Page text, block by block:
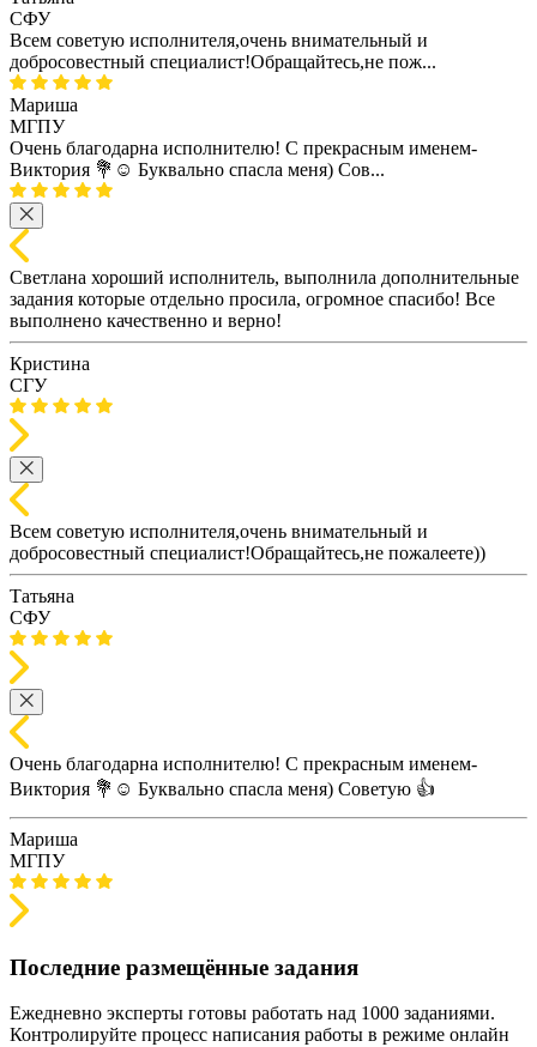
СФУ
Всем советую исполнителя,очень внимательный и
добросовестный специалист!Обращайтесь,не пож...
Мариша
МГПУ
Очень благодарна исполнителю! С прекрасным именем-
Виктория 💐☺️ Буквально спасла меня) Сов...
Светлана хороший исполнитель, выполнила дополнительные
задания которые отдельно просила, огромное спасибо! Все
выполнено качественно и верно!
Кристина
СГУ
Всем советую исполнителя,очень внимательный и
добросовестный специалист!Обращайтесь,не пожалеете))
Татьяна
СФУ
Очень благодарна исполнителю! С прекрасным именем-
Виктория 💐☺️ Буквально спасла меня) Советую 👍
Мариша
МГПУ
Последние размещённые задания
Ежедневно эксперты готовы работать над 1000 заданиями.
Контролируйте процесс написания работы в режиме онлайн